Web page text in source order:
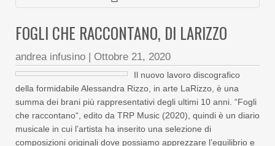
FOGLI CHE RACCONTANO, DI LARIZZO
andrea infusino | Ottobre 21, 2020
Il nuovo lavoro discografico
della formidabile Alessandra Rizzo, in arte LaRizzo, è una
summa dei brani più rappresentativi degli ultimi 10 anni. “Fogli
che raccontano“, edito da TRP Music (2020), quindi è un diario
musicale in cui l’artista ha inserito una selezione di
composizioni originali dove possiamo apprezzare l’equilibrio e